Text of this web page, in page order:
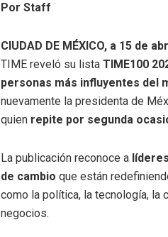
Por Staff
CIUDAD DE MÉXICO, a 15 de
TIME reveló su lista TIME100
personas más influyentes del
nuevamente la presidenta de
quien repite por segunda
La publicación reconoce a
de cambio que están
como la política, la tecnología, la
negocios.